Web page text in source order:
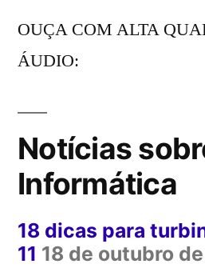
OUÇA COM ALTA
ÁUDIO:
Notícias
Informática
18 dicas para
11 18 de outubro